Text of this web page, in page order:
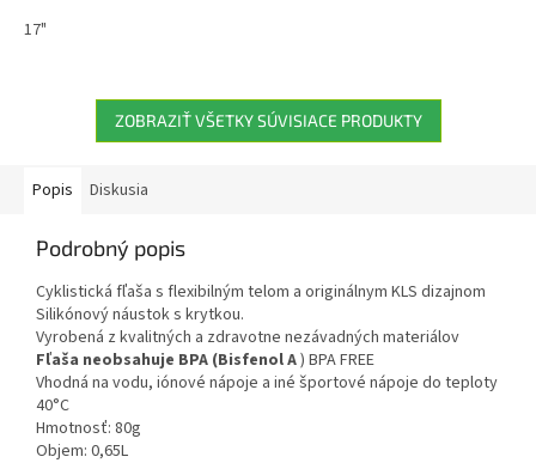
17"
ZOBRAZIŤ VŠETKY SÚVISIACE PRODUKTY
Popis Diskusia
Podrobný popis
Cyklistická fľaša s flexibilným telom a originálnym KLS dizajnom
Silikónový náustok s krytkou.
Vyrobená z kvalitných a zdravotne nezávadných materiálov
Fľaša neobsahuje BPA (Bisfenol A) BPA FREE
Vhodná na vodu, iónové nápoje a iné športové nápoje do teploty
40°C
Hmotnosť: 80g
Objem: 0,65L